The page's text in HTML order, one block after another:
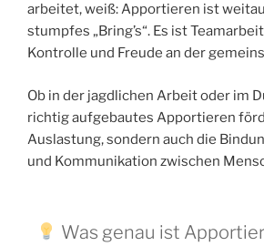
arbeitet, weiß: Apportieren ist
stumpfes „Bring’s“. Es ist
Kontrolle und Freude an der
Ob in der jagdlichen Arbeit oder im
richtig aufgebautes Apportieren
Auslastung, sondern auch die
und Kommunikation zwischen
Was genau ist